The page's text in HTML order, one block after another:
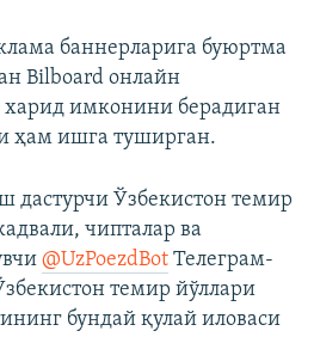
баннерларига буюртма
Bilboard онлайн
имконини берадиган
ҳам ишга туширган.
дастурчи Ўзбекистон темир
чипталар ва
@UzPoezdBot Телеграм-
темир йўллари
бундай қулай иловаси